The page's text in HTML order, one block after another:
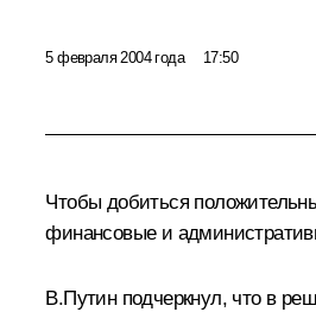
5 февраля 2004 года 17:50
Чтобы добиться
финансовые и
В.Путин подчеркнул, что в